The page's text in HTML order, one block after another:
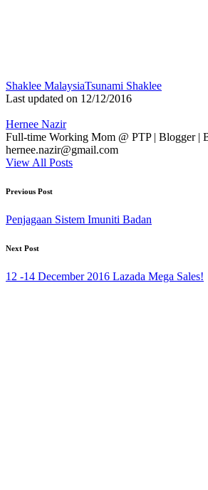
Tags:
Shaklee MalaysiaTsunami Shaklee
Last updated on 12/12/2016
Hernee Nazir
Full-time Working Mom @ PTP | Blogger |
hernee.nazir@gmail.com
View All Posts
Post
navigation
Previous Post
Penjagaan Sistem Imuniti Badan
Next Post
12 -14 December 2016 Lazada Mega Sales!